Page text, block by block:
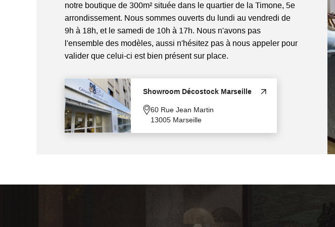
notre boutique de 300m² située dans le quartier de la Timone, 5e
arrondissement. Nous sommes ouverts du lundi au vendredi de
9h à 18h, et le samedi de 10h à 17h. Nous n'avons pas
l'ensemble des modèles, aussi n'hésitez pas à nous appeler pour
valider que celui-ci est bien présent sur place.
Showroom Décostock Marseille
60 Rue Jean Martin
13005 Marseille